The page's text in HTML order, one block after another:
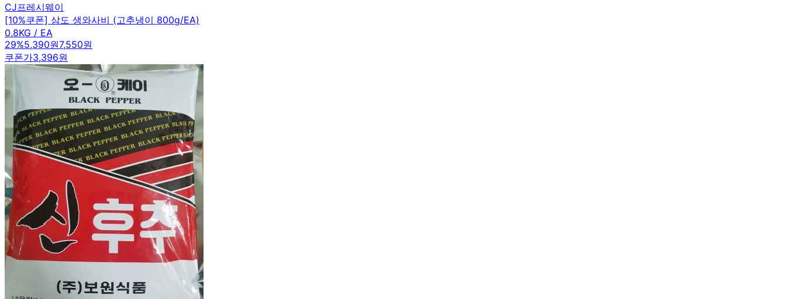
CJ프레시웨이
[10%쿠폰] 삼도 생와사비 (고추냉이 800g/EA)
0.8KG / EA
29%5,390원7,550원
쿠폰가3,396원